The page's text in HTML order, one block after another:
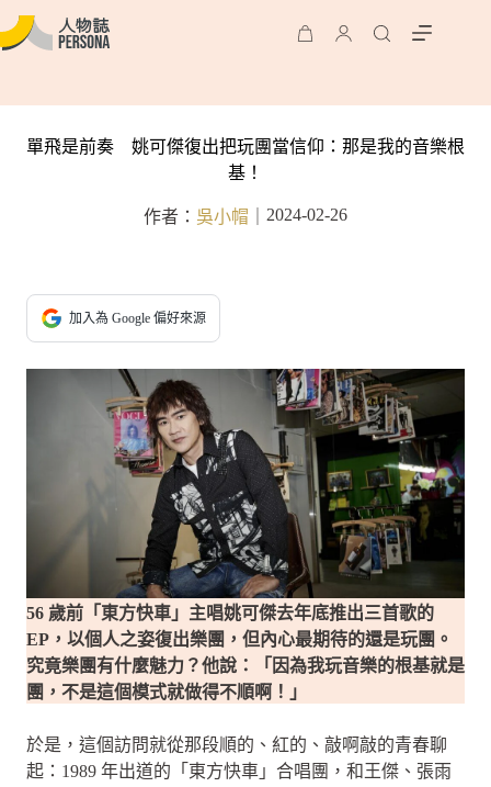
單飛是前奏 姚可傑復出把玩團當信仰：那是我的音樂根
基！
作者： 吳小帽 2024-02-26
加入為 Google 偏好來源
56 歲前「東方快車」主唱姚可傑去年底推出三首歌的
EP，以個人之姿復出樂團，但內心最期待的還是玩團。
究竟樂團有什麼魅力？他說：「因為我玩音樂的根基就是
團，不是這個模式就做得不順啊！」
於是，這個訪問就從那段順的、紅的、敲啊敲的青春聊
起：1989 年出道的「東方快車」合唱團，和王傑、張雨